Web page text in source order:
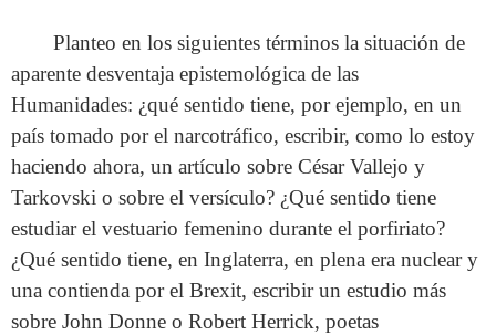
Planteo en los siguientes términos la situación de
aparente desventaja epistemológica de las
Humanidades: ¿qué sentido tiene, por ejemplo, en un
país tomado por el narcotráfico, escribir, como lo estoy
haciendo ahora, un artículo sobre César Vallejo y
Tarkovski o sobre el versículo? ¿Qué sentido tiene
estudiar el vestuario femenino durante el porfiriato?
¿Qué sentido tiene, en Inglaterra, en plena era nuclear y
una contienda por el Brexit, escribir un estudio más
sobre John Donne o Robert Herrick, poetas